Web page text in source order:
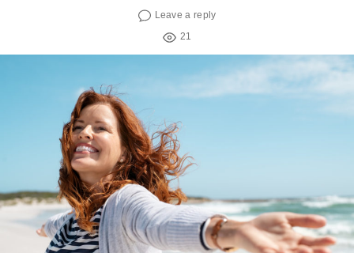
Leave a reply
21